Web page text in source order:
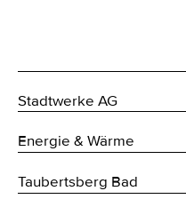
Stadtwerke AG
Energie & Wärme
Taubertsberg Bad